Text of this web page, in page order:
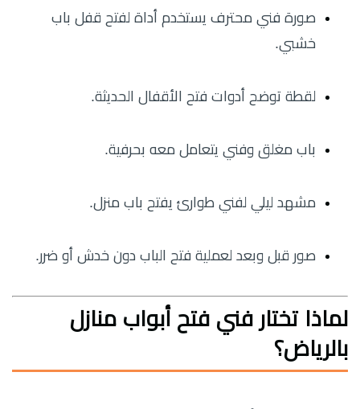
صورة فني محترف يستخدم أداة لفتح قفل باب
خشبي.
لقطة توضح أدوات فتح الأقفال الحديثة.
باب مغلق وفني يتعامل معه بحرفية.
مشهد ليلي لفني طوارئ يفتح باب منزل.
صور قبل وبعد لعملية فتح الباب دون خدش أو ضرر.
لماذا تختار فني فتح أبواب منازل
بالرياض؟